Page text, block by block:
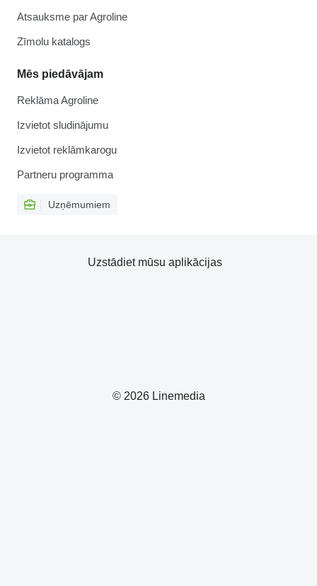
Atsauksme par Agroline
Zīmolu katalogs
Mēs piedāvājam
Reklāma Agroline
Izvietot sludinājumu
Izvietot reklāmkarogu
Partneru programma
Uzņēmumiem
© 2026 Linemedia
Uzstādiet mūsu aplikācijas